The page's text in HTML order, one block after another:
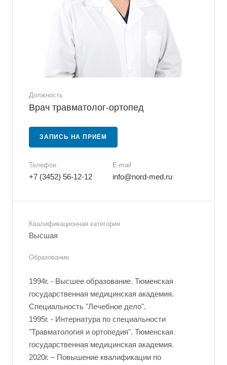
Должность
Врач травматолог-ортопед
ЗАПИСЬ НА ПРИЁМ
Телефон
+7 (3452) 56-12-12
E-mail
info@nord-med.ru
Квалификационная категория
Высшая
Образование
1994г. - Высшее образование. Тюменская
государственная медицинская академия.
Специальность "Лечебное дело".
1995г. - Интернатура по специальности
"Травматология и ортопедия". Тюменская
государственная медицинская академия.
2020г. – Повышение квалификации по